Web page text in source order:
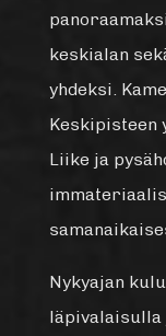
keskialan
yhdeksi.
Keskipisteen
Liike ja
Nykyajan
läpivalaisulla